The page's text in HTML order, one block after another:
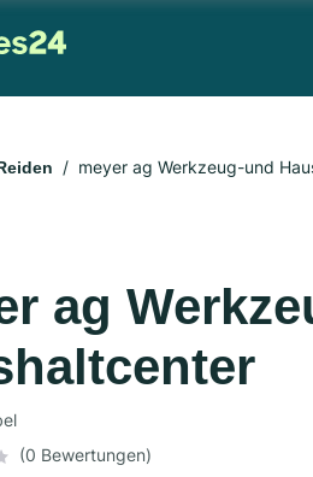
meyer ag Werkzeug-und
ag
(0 Bewertungen)